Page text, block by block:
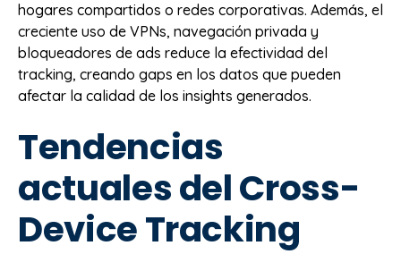
hogares compartidos o redes corporativas. Además, el
creciente uso de VPNs, navegación privada y
bloqueadores de ads reduce la efectividad del
tracking, creando gaps en los datos que pueden
afectar la calidad de los insights generados.
Tendencias
actuales del Cross-
Device Tracking